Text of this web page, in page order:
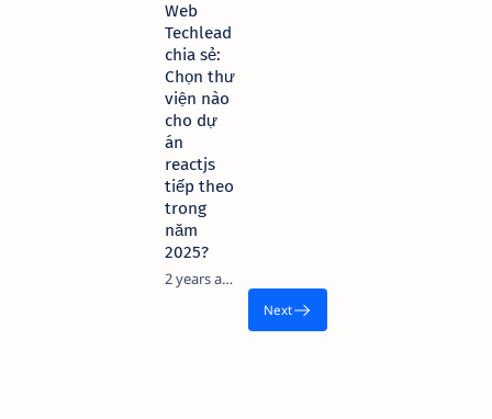
Web
Techlead
chia sẻ:
Chọn thư
viện nào
cho dự
án
reactjs
tiếp theo
trong
năm
2025?
2 years ago